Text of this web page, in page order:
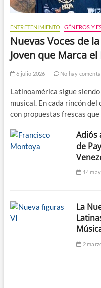
ENTRETENIMIENTO GÉNEROS Y
Nuevas Voces de
Joven que Marca
6 julio 2026 No hay
Latinoamérica sigue
musical. En cada rincón
con propuestas frescas
Adiós
de
14
La
2